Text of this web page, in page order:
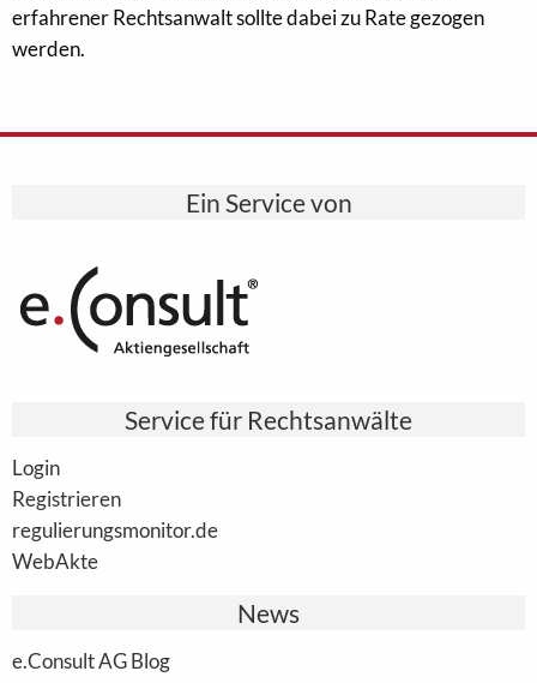
erfahrener Rechtsanwalt sollte dabei zu Rate gezogen
werden.
Ein Service von
Service für Rechtsanwälte
Login
Registrieren
regulierungsmonitor.de
WebAkte
News
e.Consult AG Blog